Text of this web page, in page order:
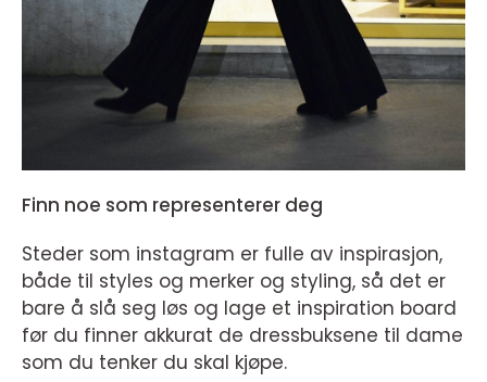
Finn noe som representerer deg
Steder som instagram er fulle av inspirasjon,
både til styles og merker og styling, så det er
bare å slå seg løs og lage et inspiration board
før du finner akkurat de dressbuksene til dame
som du tenker du skal kjøpe.